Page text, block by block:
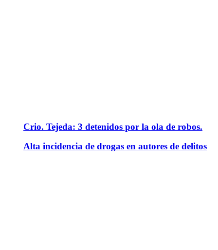
Crio. Tejeda: 3 detenidos por la ola de robos.
Alta incidencia de drogas en autores de delitos